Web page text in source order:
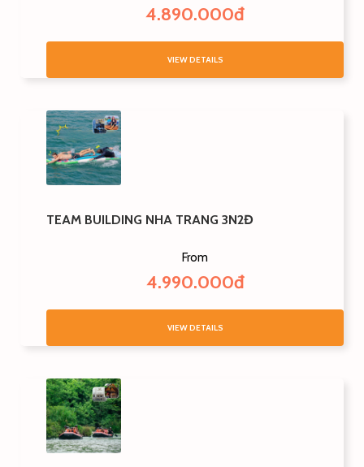
4.890.000đ
VIEW DETAILS
TEAM BUILDING NHA TRANG 3N2Đ
From
4.990.000đ
VIEW DETAILS